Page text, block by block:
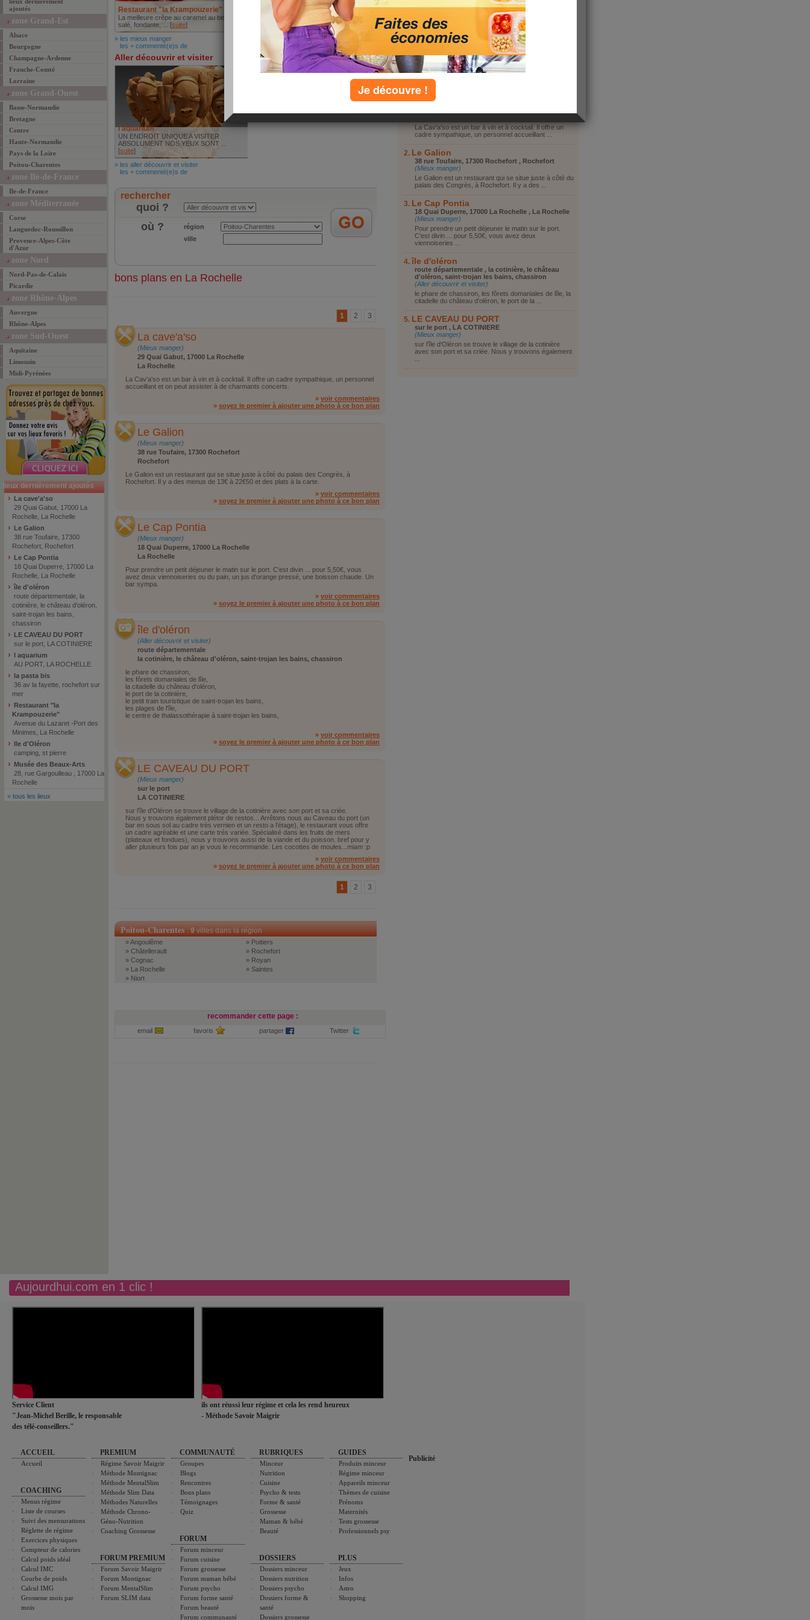
ajoutés
zone Grand-Est
Alsace
Bourgogne
Champagne-Ardenne
Franche-Comté
Lorraine
zone Grand-Ouest
Basse-Normandie
Bretagne
Centre
Haute-Normandie
Pays de la Loire
Poitou-Charentes
zone Ile-de-France
Ile-de-France
zone Méditerranée
Corse
Languedoc-Roussillon
Provence-Alpes-Côte
d'Azur
zone Nord
Nord-Pas-de-Calais
Picardie
zone Rhône-Alpes
Auvergne
Rhône-Alpes
zone Sud-Ouest
Aquitaine
Limousin
Midi-Pyrénées
lieux dernièrement ajoutés
La cave'a'so
29 Quai Gabut, 17000 La
Rochelle, La Rochelle
Le Galion
38 rue Toufaire, 17300
Rochefort, Rochefort
Le Cap Pontia
18 Quai Duperre, 17000 La
Rochelle, La Rochelle
île d'oléron
route départementale, la
cotinière, le château d'oléron,
saint-trojan les bains,
chassiron
LE CAVEAU DU PORT
sur le port, LA COTINIERE
l aquarium
AU PORT, LA ROCHELLE
la pasta bis
36 av la fayette, rochefort sur
mer
Restaurant "la
Krampouzerie"
Avenue du Lazaret -Port des
Minimes, La Rochelle
Ile d'Oléron
camping, st pierre
Musée des Beaux-Arts
28, rue Gargoulleau , 17000 La
Rochelle
» tous les lieux
Restaurant "la Krampouzerie"
La meilleure crêpe au caramel au beurre
salé, fondante, ... [suite]
» les mieux manger
les + commenté(e)s de
Aller découvrir et visiter
l aquarium
UN ENDROIT UNIQUE A VISITER
ABSOLUMENT NOS YEUX SONT ...
[suite]
» les aller découvrir et visiter
les + commenté(e)s de
rechercher
quoi ?
où ?
région
ville
bons plans en La Rochelle
3
2
1
La cave'a'so
(Mieux manger)
29 Quai Gabut, 17000 La Rochelle
La Rochelle
La Cav'a'so est un bar à vin et à cocktail. Il offre un cadre sympathique, un personnel
accueillant et on peut assister à de charmants concerts.
» voir commentaires
» soyez le premier à ajouter une photo à ce bon plan
Le Galion
(Mieux manger)
38 rue Toufaire, 17300 Rochefort
Rochefort
Le Galion est un restaurant qui se situe juste à côté du palais des Congrès, à
Rochefort. Il y a des menus de 13€ à 22€50 et des plats à la carte.
» voir commentaires
» soyez le premier à ajouter une photo à ce bon plan
Le Cap Pontia
(Mieux manger)
18 Quai Duperre, 17000 La Rochelle
La Rochelle
Pour prendre un petit déjeuner le matin sur le port. C'est divin ... pour 5,50€, vous
avez deux viennoiseries ou du pain, un jus d'orange pressé, une boisson chaude. Un
bar sympa.
» voir commentaires
» soyez le premier à ajouter une photo à ce bon plan
île d'oléron
(Aller découvrir et visiter)
route départementale
la cotinière, le château d'oléron, saint-trojan les bains, chassiron
le phare de chassiron,
les fôrets domaniales de lîle,
la citadelle du château d'oléron,
le port de la cotinière,
le petit train touristique de saint-trojan les bains,
les plages de l'île,
le centre de thalassothérapie à saint-trojan les bains,
» voir commentaires
» soyez le premier à ajouter une photo à ce bon plan
LE CAVEAU DU PORT
(Mieux manger)
sur le port
LA COTINIERE
sur l'île d'Oléron se trouve le village de la cotinière avec son port et sa criée.
Nous y trouvons également plétor de restos... Arrêtons nous au Caveau du port (un
bar en sous sol au cadre très vernien et un resto a l'étage), le restaurant vous offre
un cadre agréable et une carte trés variée. Spécialisé dans les fruits de mers
(plateaux et fondues), nous y trouvons aussi de la viande et du poisson. bref pour y
aller plusieurs fois par an je vous le recommande. Les cocottes de moules...miam :p
» voir commentaires
» soyez le premier à ajouter une photo à ce bon plan
3
2
1
Poitou-Charentes:9villes dans la région
» Angoulême
» Châtellerault
» Cognac
» La Rochelle
» Niort
» Poitiers
» Rochefort
» Royan
» Saintes
recommander cette page :
email favoris partager Twitter
Visiter le coin
Faire du shopping
Autre
top lieux
La cave'a'so
La Cav'a'so est un bar à vin et à cocktail. Il offre un
cadre sympathique, un personnel accueillant ...
Le Galion
38 rue Toufaire, 17300 Rochefort , Rochefort
(Mieux manger)
Le Galion est un restaurant qui se situe juste à côté du
palais des Congrès, à Rochefort. Il y a des ...
Le Cap Pontia
18 Quai Duperre, 17000 La Rochelle , La Rochelle
(Mieux manger)
Pour prendre un petit déjeuner le matin sur le port.
C'est divin ... pour 5,50€, vous avez deux
viennoiseries ...
île d'oléron
route départementale , la cotinière, le château
d'oléron, saint-trojan les bains, chassiron
(Aller découvrir et visiter)
le phare de chassiron, les fôrets domaniales de lîle, la
citadelle du château d'oléron, le port de la ...
LE CAVEAU DU PORT
sur le port , LA COTINIERE
(Mieux manger)
sur l'île d'Oléron se trouve le village de la cotinière
avec son port et sa criée. Nous y trouvons également
Aujourdhui.com en 1 clic !
Service Client
"Jean-Michel Berille, le responsable
des télé-conseillers."
ils ont réussi leur régime et cela les rend heureux
- Méthode Savoir Maigrir
ACCUEIL
Accueil
COACHING
Menus régime
Liste de courses
Suivi des mensurations
Réglette de régime
Exercices physiques
Compteur de calories
Calcul poids idéal
Calcul IMC
Courbe de poids
Calcul IMG
Grossesse mois par
mois
PREMIUM
Régime Savoir Maigrir
Méthode Montignac
Méthode MentalSlim
Méthode Slim Data
Méthodes Naturelles
Méthode Chrono-
Géno-Nutrition
Coaching Grossesse
FORUM PREMIUM
Forum Savoir Maigrir
Forum Montignac
Forum MentalSlim
Forum SLIM data
COMMUNAUTÉ
Groupes
Blogs
Rencontres
Bons plans
Témoignages
Quiz
FORUM
Forum minceur
Forum cuisine
Forum grossesse
Forum maman bébé
Forum psycho
Forum forme santé
Forum beauté
Forum communauté
RUBRIQUES
Minceur
Nutrition
Cuisine
Psycho & tests
Forme & santé
Grossesse
Maman & bébé
Beauté
DOSSIERS
Dossiers minceur
Dossiers nutrition
Dossiers psycho
Dossiers forme &
santé
Dossiers grossesse
GUIDES
Produits minceur
Régime minceur
Appareils minceur
Thèmes de cuisine
Prénoms
Maternités
Tests grossesse
Professionnels psy
PLUS
Jeux
Infos
Astro
Shopping
Publicité
Je découvre !